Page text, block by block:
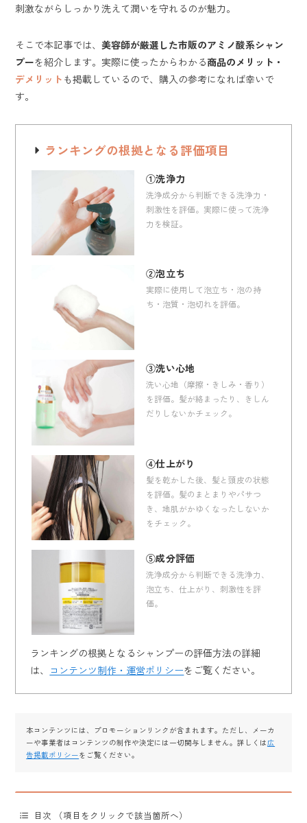
刺激ながらしっかり洗えて潤いを守れるのが魅力。
そこで本記事では、美容師が厳選した市販のアミノ酸系シャン
プーを紹介します。実際に使ったからわかる商品のメリット・
デメリット も掲載しているので、購入の参考になれば幸いで
す。
ランキングの根拠となる評価項目
①洗浄力
洗浄成分から判断できる洗浄力・
刺激性を評価。実際に使って洗浄
力を検証。
②泡立ち
実際に使用して泡立ち・泡の持
ち・泡質・泡切れを評価。
③洗い心地
洗い心地（摩擦・きしみ・香り）
を評価。髪が絡まったり、きしん
だりしないかチェック。
④仕上がり
髪を乾かした後、髪と頭皮の状態
を評価。髪のまとまりやパサつ
き、地肌がかゆくなったしないか
をチェック。
⑤成分評価
洗浄成分から判断できる洗浄力、
泡立ち、仕上がり、刺激性を評
価。
ランキングの根拠となるシャンプーの評価方法の詳細
は、 コンテンツ制作・運営ポリシーをご覧ください。
本コンテンツには、プロモーションリンクが含まれます。ただし、メーカ
ーや事業者はコンテンツの制作や決定には一切関与しません。詳しくは広
告掲載ポリシーをご覧ください。
目次 （項目をクリックで該当箇所へ）